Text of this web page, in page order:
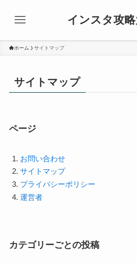
インスタ攻
ホーム サイトマップ
サイトマップ
ページ
お問い合わせ
サイトマップ
プライバシーポリシー
運営者
カテゴリーごとの投稿